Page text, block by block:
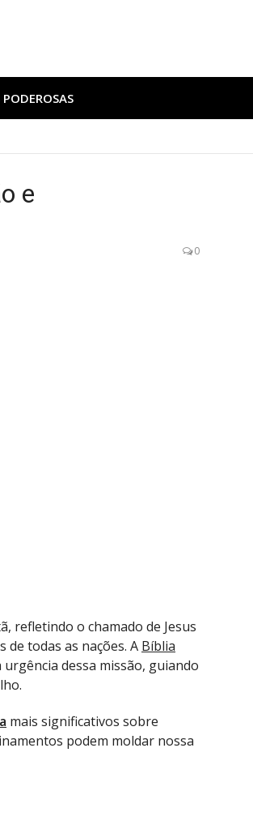
PODEROSAS
e
0
refletindo o chamado de Jesus
todas as nações. A Bíblia
dessa missão, guiando
mais significativos sobre
podem moldar nossa